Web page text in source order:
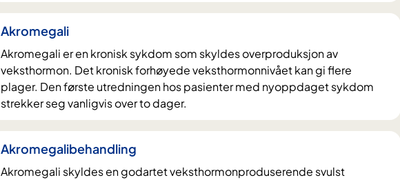
Akromegali
Akromegali er en kronisk sykdom som skyldes overproduksjon av
veksthormon. Det kronisk forhøyede veksthormonnivået kan gi flere
plager. Den første utredningen hos pasienter med nyoppdaget sykdom
strekker seg vanligvis over to dager.
Akromegalibehandling
Akromegali skyldes en godartet veksthormonproduserende svulst